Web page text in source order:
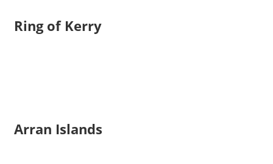
Ring of Kerry
Arran Islands